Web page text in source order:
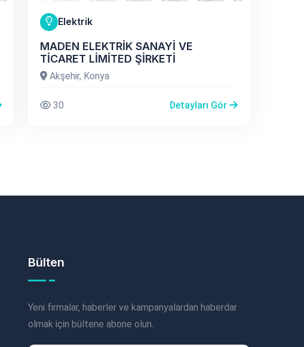
Elektrik
MADEN ELEKTRİK SANAYİ VE
TİCARET LİMİTED ŞİRKETİ
Akşehir, Konya
30 Detayları Gör
Bülten
Yeni firmalar, haberler ve kampanyalardan haberdar
olmak için bültene abone olun.